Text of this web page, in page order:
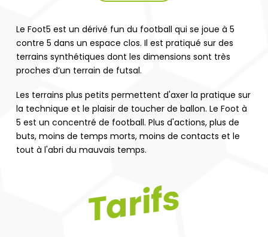
Le Foot5 est un dérivé fun du football qui se joue à 5
contre 5 dans un espace clos. Il est pratiqué sur des
terrains synthétiques dont les dimensions sont très
proches d’un terrain de futsal.
Les terrains plus petits permettent d'axer la pratique sur
la technique et le plaisir de toucher de ballon. Le Foot à
5 est un concentré de football. Plus d'actions, plus de
buts, moins de temps morts, moins de contacts et le
tout à l'abri du mauvais temps.
Tarifs